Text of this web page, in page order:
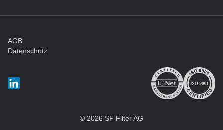
AGB
Datenschutz
© 2026 SF-Filter AG